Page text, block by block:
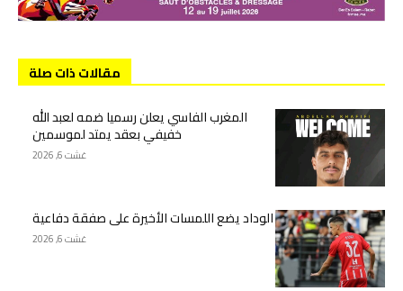
مقالات ذات صلة
المغرب الفاسي يعلن رسميا ضمه لعبد الله
خفيفي بعقد يمتد لموسمين
غشت 6, 2026
الوداد يضع اللمسات الأخيرة على صفقة دفاعية
غشت 6, 2026